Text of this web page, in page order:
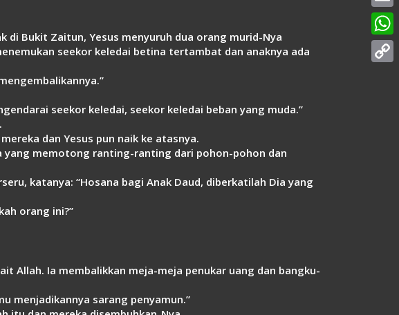
Bukit Zaitun, Yesus menyuruh dua orang murid-Nya
seekor keledai betina tertambat dan anaknya ada
seekor keledai, seekor keledai beban yang muda.”
dan Yesus pun naik ke atasnya.
yang memotong ranting-ranting dari pohon-pohon dan
katanya: “Hosana bagi Anak Daud, diberkatilah Dia yang
orang ini?”
Allah. Ia membalikkan meja-meja penukar uang dan bangku-
menjadikannya sarang penyamun.”
Email